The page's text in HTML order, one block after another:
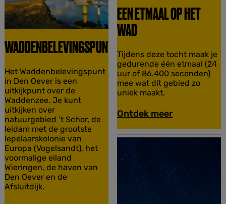
u
s
e
u
J
a
n
L
o
t
EEN ETMAAL OP HET
WAD
E
e
n
e
t
a
a
l
o
h
t
Tijdens deze tocht maak je
gedurende één etmaal (24
uur of 86.400 seconden)
mee wat dit gebied zo
uniek maakt.
Ontdek meer
WADDENBELEVINGSPUNT
W
a
d
d
e
n
b
e
l
e
v
i
n
Het Waddenbelevingspunt
in Den Oever is een
uitkijkpunt over de
Waddenzee. Je kunt
uitkijken over
natuurgebied ’t Schor, de
leidam met de grootste
lepelaarskolonie van
Europa (Vogelsandt), het
voormalige eiland
Wieringen, de haven van
Den Oever en de
Afsluitdijk.